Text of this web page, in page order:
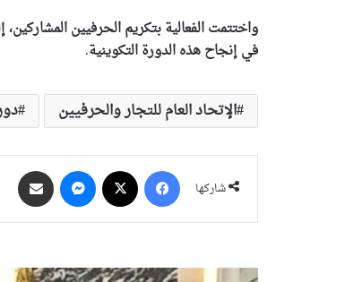
واختتمت الفعالية بتكريم الحرفيين
في إنجاح هذه الدورة التكوينية.
الإتحاد العام للتجار والحرفيين
شاركها
فيسبوك ماسنجر